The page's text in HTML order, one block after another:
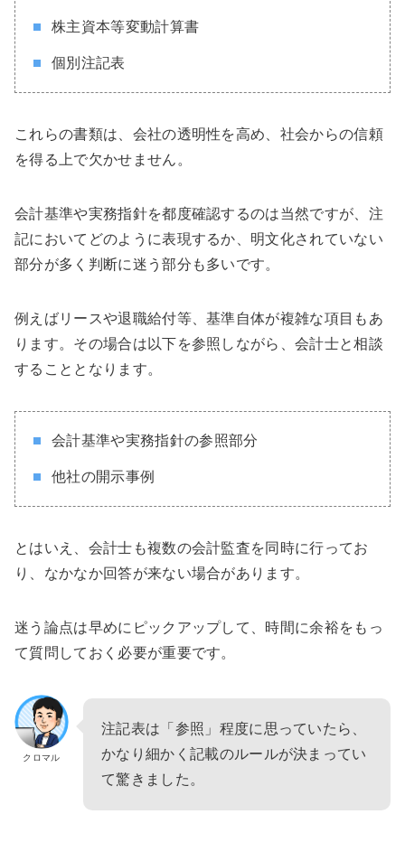
株主資本等変動計算書
個別注記表
これらの書類は、会社の透明性を高め、社会からの信頼
を得る上で欠かせません。
会計基準や実務指針を都度確認するのは当然ですが、注
記においてどのように表現するか、明文化されていない
部分が多く判断に迷う部分も多いです。
例えばリースや退職給付等、基準自体が複雑な項目もあ
ります。その場合は以下を参照しながら、会計士と相談
することとなります。
会計基準や実務指針の参照部分
他社の開示事例
とはいえ、会計士も複数の会計監査を同時に行ってお
り、なかなか回答が来ない場合があります。
迷う論点は早めにピックアップして、時間に余裕をもっ
て質問しておく必要が重要です。
クロマル
注記表は「参照」程度に思っていたら、
かなり細かく記載のルールが決まってい
て驚きました。